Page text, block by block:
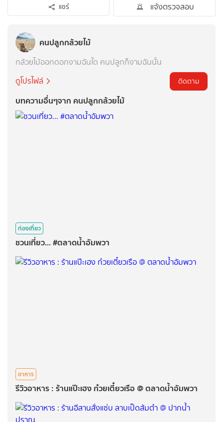
แชร์ แจ้งตรวจสอบ
คนปลูกกล้วยไม้
กล้วยไม้ออกดอกงามฉันใด คนปลูกก็งามฉันนั้น
ดูโปรไฟล์
ติดตาม
บทความอื่นๆจาก คนปลูกกล้วยไม้
ท่องเที่ยว
ชวนเที่ยว... #ตลาดน้ำอัมพวา
อาหาร
รีวิวอาหาร : ร้านแป๊ะเฮง ก๋วยเตี๋ยวเรือ @ ตลาดน้ำอัมพวา